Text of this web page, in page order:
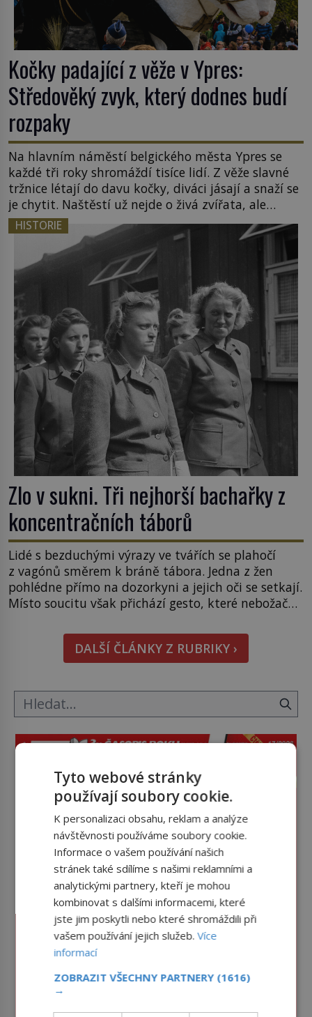
Kočky padající z věže v Ypres:
Středověký zvyk, který dodnes budí
rozpaky
Na hlavním náměstí belgického města Ypres se
každé tři roky shromáždí tisíce lidí. Z věže slavné
tržnice létají do davu kočky, diváci jásají a snaží se
je chytit. Naštěstí už nejde o živá zvířata, ale
jenom o plyšové suvenýry. Kdysi to ale bylo jinak.
Tato veselá podívaná připomíná jeden z
nejpodivnějších a zároveň nejkrutějších zvyků […]
HISTORIE
Zlo v sukni. Tři nejhorší bachařky z
koncentračních táborů
Lidé s bezduchými výrazy ve tvářích se plahočí
z vagónů směrem k bráně tábora. Jedna z žen
pohlédne přímo na dozorkyni a jejich oči se setkají.
Místo soucitu však přichází gesto, které nebožačku
Rudolf Höss (1901–1947), Josef Mengele (1911–
1979) či Heinrich Himmler (1900–1945) zná každý,
o koho se historie jen otřela. Jenže […]
DALŠÍ ČLÁNKY Z RUBRIKY ›
Tyto webové stránky
používají soubory cookie.
K personalizaci obsahu, reklam a analýze
návštěvnosti používáme soubory cookie.
Informace o vašem používání našich
stránek také sdílíme s našimi reklamními a
analytickými partnery, kteří je mohou
kombinovat s dalšími informacemi, které
jste jim poskytli nebo které shromáždili při
vašem používání jejich služeb.Více
informací
ZOBRAZIT VŠECHNY PARTNERY (1616)
→